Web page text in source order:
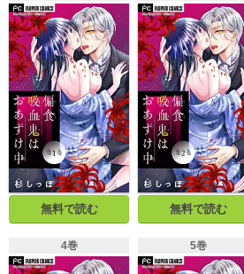
無料で読む 無料で読む
4巻 5巻